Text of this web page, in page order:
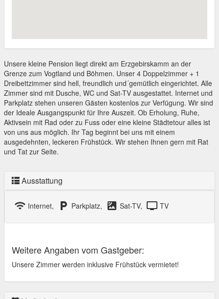
Unsere kleine Pension liegt direkt am Erzgebirskamm an der
Grenze zum Vogtland und Böhmen. Unser 4 Doppelzimmer + 1
Dreibettzimmer sind hell, freundlich und´gemütlich eingerichtet. Alle
Zimmer sind mit Dusche, WC und Sat-TV ausgestattet. Internet und
Parkplatz stehen unseren Gästen kostenlos zur Verfügung. Wir sind
der Ideale Ausgangspunkt für Ihre Auszeit. Ob Erholung, Ruhe,
Aktivsein mit Rad oder zu Fuss oder eine kleine Städtetour alles ist
von uns aus möglich. Ihr Tag beginnt bei uns mit einem
ausgedehnten, leckeren Frühstück. Wir stehen Ihnen gern mit Rat
und Tat zur Seite.
Ausstattung
wifi Internet, local_parking Parkplatz, satellite Sat-TV, tv TV
Weitere Angaben vom Gastgeber:
Unsere Zimmer werden inklusive Frühstück vermietet!